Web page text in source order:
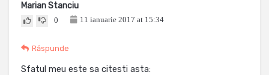
Marian Stanciu
0 11 ianuarie 2017 at 15:34
Răspunde
Sfatul meu este sa citesti asta: